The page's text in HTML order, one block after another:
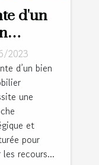
d'un
:
vente
2023
d’un bien
une
et
pour
les recours...